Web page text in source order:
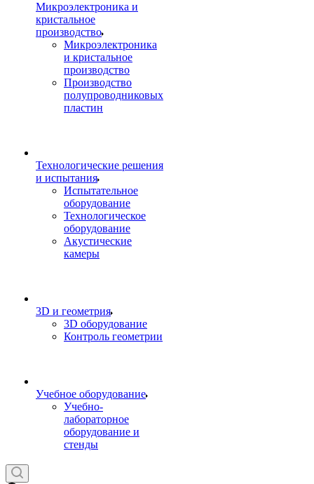
Микроэлектроника и
кристальное
производство
Микроэлектроника
и кристальное
производство
Производство
полупроводниковых
пластин
Технологические решения
и испытания
Испытательное
оборудование
Технологическое
оборудование
Акустические
камеры
3D и геометрия
3D оборудование
Контроль геометрии
Учебное оборудование
Учебно-
лабораторное
оборудование и
стенды